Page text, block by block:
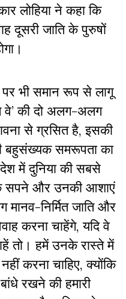
लोहिया ने कहा कि
दूसरी जाति के पुरुषों
पर भी समान रूप से लागू
वे’ की दो अलग-अलग
से ग्रसित है, इसकी
बहुसंख्यक समरूपता का
में दुनिया की सबसे
सपने और उनकी आशाएं
निर्मित जाति और
करना चाहेंगे, यदि वे
तो। हमें उनके रास्ते में
करना चाहिए, क्योंकि
रखने की हमारी